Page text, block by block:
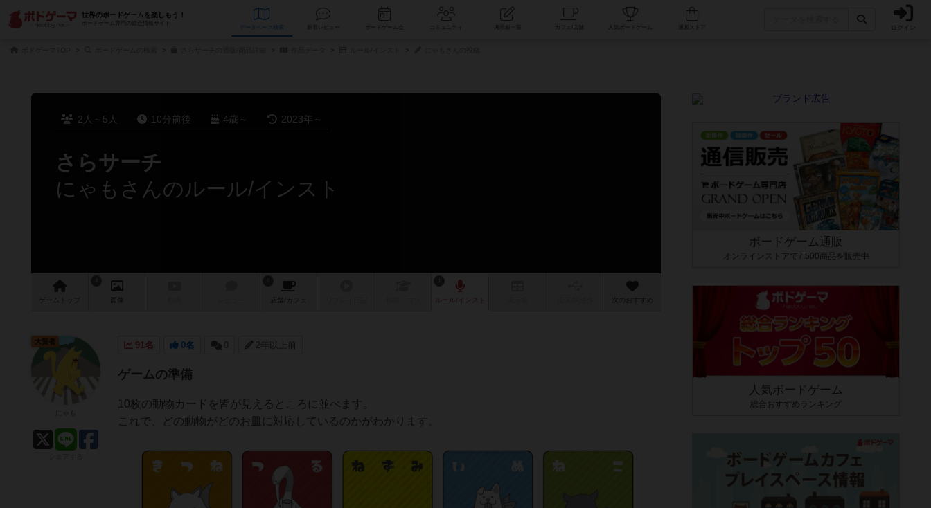
世界のボードゲームを楽しもう！
ボードゲーム専門の総合情報サイト
データベース コミュニティ 人気ボードゲーム ログイン
2人～5人 10分前後 4歳～ 2023年～
さらサーチ
にゃもさんのルール/インスト
ゲーム 画像 店舗/ カフェ 次のおすすめ
91名 0名 0 2年以上前
ゲームの準備
10枚の動物カードを皆が見えるところに並べます。
これで、どの動物がどのお皿に対応しているのかがわかります。
大賢者
ボードゲーム通販
オンラインストアで7,500商品を販売中
人気ボードゲーム
総合おすすめランキング